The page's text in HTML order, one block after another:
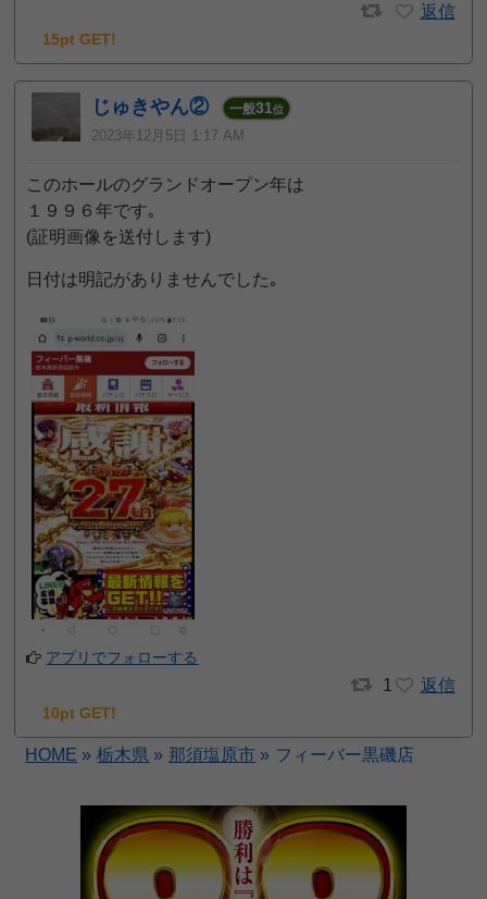
返信
15pt GET!
じゅきやん② 一般31位
2023年12月5日 1:17 AM
このホールのグランドオープン年は
１９９６年です｡
(証明画像を送付します)
日付は明記がありませんでした｡
アプリでフォローする
1 返信
10pt GET!
HOME » 栃木県 » 那須塩原市 » フィーバー黒磯店